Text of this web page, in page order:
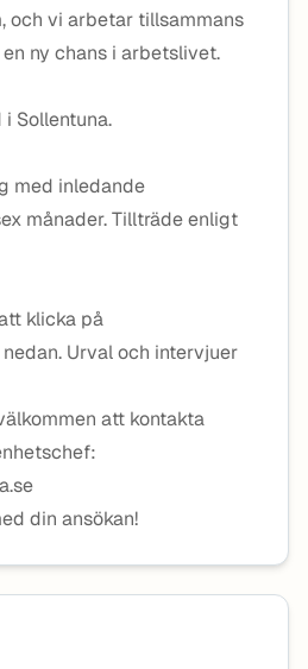
och vi arbetar tillsammans
ny chans i arbetslivet.
Sollentuna.
med inledande
månader. Tillträde enligt
klicka på
Urval och intervjuer
att kontakta
din ansökan!